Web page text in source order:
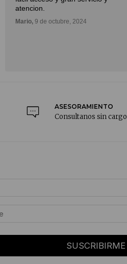
atencion.
Mario, 9 de octubre, 2024
ASESORAMIENTO
Consultanos sin cargo
SUSCRIBIRME